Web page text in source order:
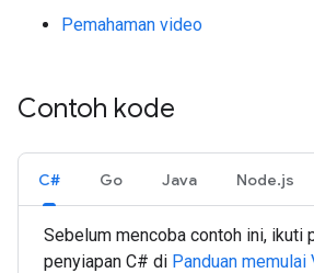
Pemahaman video
Contoh kode
C# Go Java Node.js
Sebelum mencoba contoh ini, ikuti
penyiapan C# di Panduan memulai